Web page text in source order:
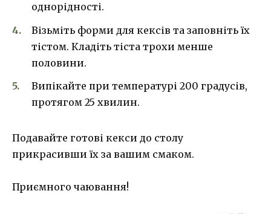
однорідності.
Візьміть форми для кексів та заповніть їх
тістом. Кладіть тіста трохи менше
половини.
Випікайте при температурі 200 градусів,
протягом 25 хвилин.
Подавайте готові кекси до столу
прикрасивши їх за вашим смаком.
Приємного чаювання!